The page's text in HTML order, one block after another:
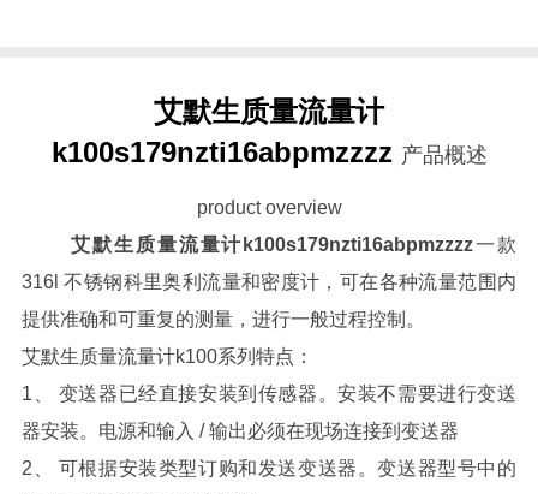
艾默生质量流量计
k100s179nzti16abpmzzzz 产品概述
product overview
艾默生质量流量计k100s179nzti16abpmzzzz一款
316l 不锈钢科里奥利流量和密度计，可在各种流量范围内
提供准确和可重复的测量，进行一般过程控制。
艾默生质量流量计k100系列特点：
1、 变送器已经直接安装到传感器。安装不需要进行变送
器安装。电源和输入 / 输出必须在现场连接到变送器
2、 可根据安装类型订购和发送变送器。变送器型号中的